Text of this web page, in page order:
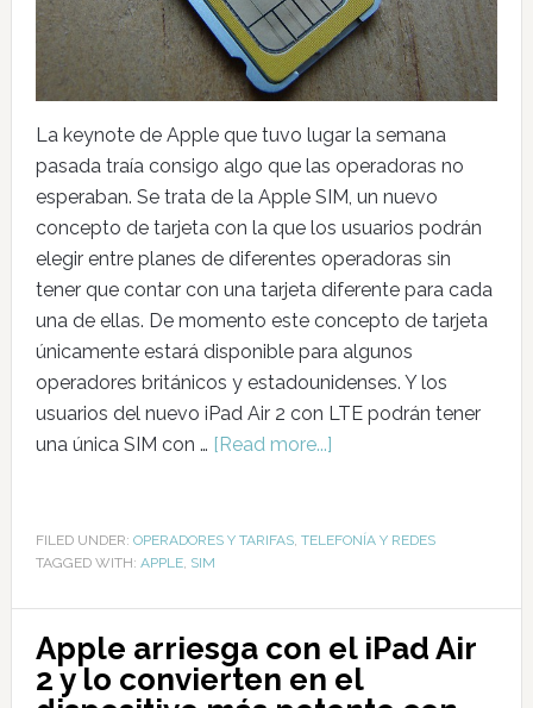
La keynote de Apple que tuvo lugar la semana
pasada traía consigo algo que las operadoras no
esperaban. Se trata de la Apple SIM, un nuevo
concepto de tarjeta con la que los usuarios podrán
elegir entre planes de diferentes operadoras sin
tener que contar con una tarjeta diferente para cada
una de ellas. De momento este concepto de tarjeta
únicamente estará disponible para algunos
operadores británicos y estadounidenses. Y los
usuarios del nuevo iPad Air 2 con LTE podrán tener
una única SIM con … [Read more...]
FILED UNDER: OPERADORES Y TARIFAS, TELEFONÍA Y REDES
TAGGED WITH: APPLE, SIM
Apple arriesga con el iPad Air
2 y lo convierten en el